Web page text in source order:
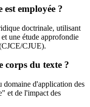
employée ?
doctrinale, utilisant
une étude approfondie
CJUE).
corps du texte ?
domaine d'application des
et de l'impact des